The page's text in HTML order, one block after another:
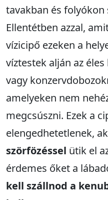
tavakban és folyókon
Ellentétben azzal,
vízicipő ezeken a
víztestek alján az
vagy
amelyeken nem
megcsúszni. Ezek a
elengedhetetlenek,
szörfözéssel ütik el
érdemes őket a
kell szállnod a